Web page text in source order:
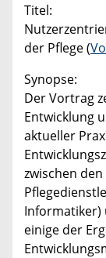
Titel:
der Pflege (
Synopse:
Der Vortrag
Entwicklung
aktueller
zwischen
Informatiker)
einige der